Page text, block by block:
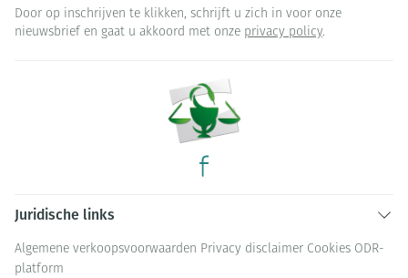
Door op inschrijven te klikken, schrijft u zich in voor onze
nieuwsbrief en gaat u akkoord met onze privacy policy.
Juridische links
Algemene verkoopsvoorwaarden Privacy disclaimer Cookies ODR-
platform